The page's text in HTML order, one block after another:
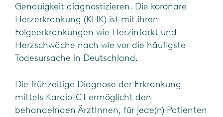
Genauigkeit diagnostizieren. Die koronare
Herzerkrankung (KHK) ist mit ihren
Folgeerkrankungen wie Herzinfarkt und
Herzschwäche nach wie vor die häufigste
Todesursache in Deutschland.
Die frühzeitige Diagnose der Erkrankung
mittels Kardio-CT ermöglicht den
behandelnden ÄrztInnen, für jede(n) Patienten